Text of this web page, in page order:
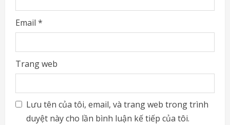
Email *
Trang web
Lưu tên của tôi, email, và trang web trong trình
duyệt này cho lần bình luận kế tiếp của tôi.